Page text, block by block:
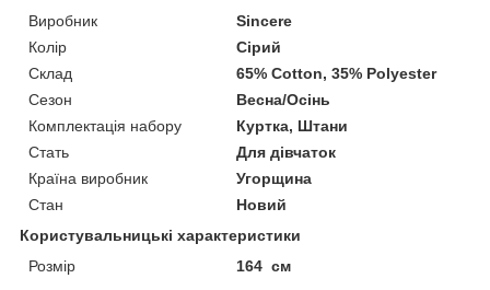
Виробник
Sincere
Колір
Сірий
Склад
65% Cotton, 35% Polyester
Сезон
Весна/Осінь
Комплектація набору
Куртка, Штани
Стать
Для дівчаток
Країна виробник
Угорщина
Стан
Новий
Користувальницькі характеристики
Розмір
164 см